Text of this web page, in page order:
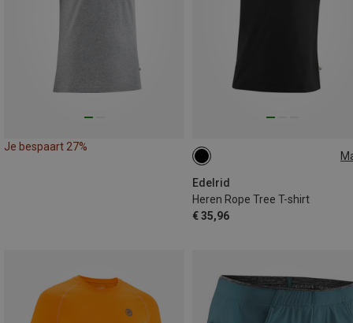
Je bespaart 27%
Edelrid
Heren Rope Tree T-shirt
€ 35,96
S